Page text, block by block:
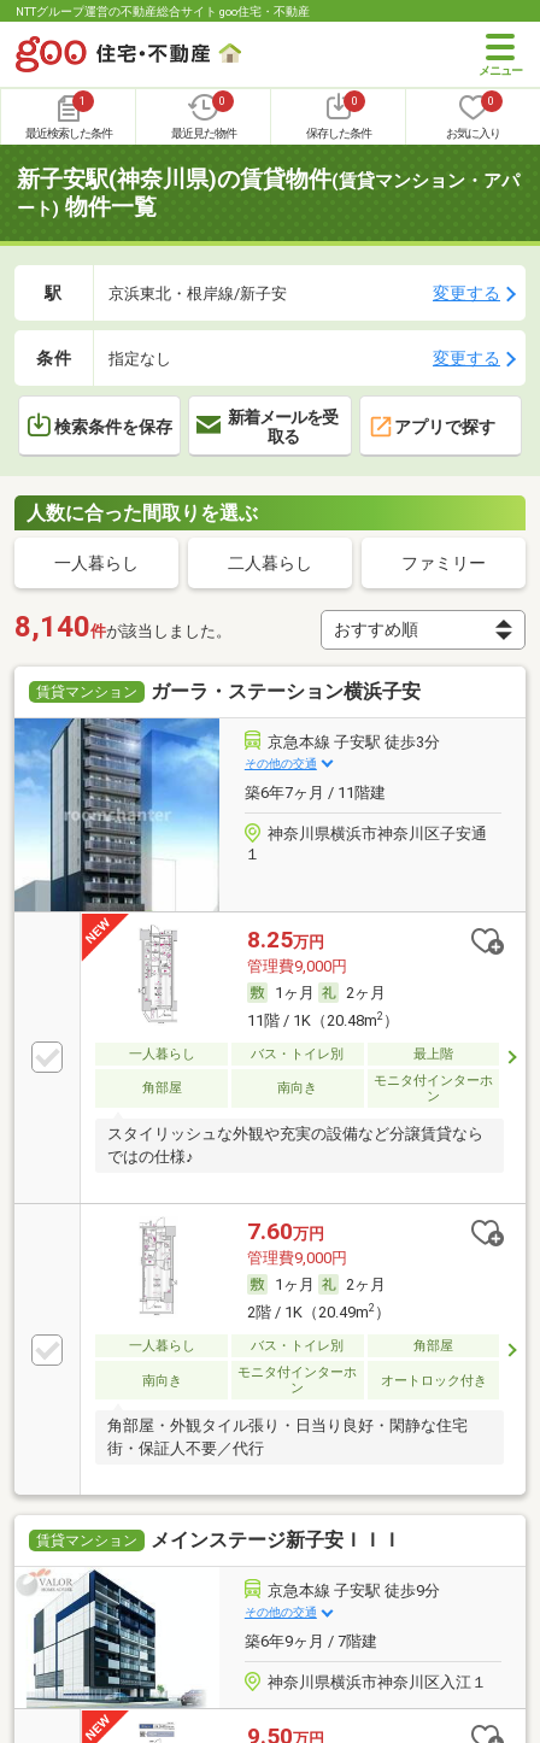
NTTグループ運営の不動産総合サイト goo住宅・不動産
1
最近検索した条件
0
最近見た物件
0
保存した条件
0
お気に入り
新子安駅(神奈川県)の賃貸物件(賃貸マンション・アパ
ート) 物件一覧
駅 京浜東北・根岸線/新子安 変更する
条件 指定なし 変更する
検索条件を保存
新着メールを受
取る
アプリで探す
人数に合った間取りを選ぶ
一人暮らし 二人暮らし ファミリー
8,140件が該当しました。
賃貸マンション ガーラ・ステーション横浜子安
京急本線 子安駅 徒歩3分
その他の交通
築6年7ヶ月 / 11階建
神奈川県横浜市神奈川区子安通
１
8.25万円
管理費9,000円
1ヶ月
2ヶ月
11階 / 1K（20.48m2）
一人暮らし バス・トイレ別 最上階
角部屋 南向き
モニタ付インターホ
ン
スタイリッシュな外観や充実の設備など分譲賃貸なら
ではの仕様♪
7.60万円
管理費9,000円
1ヶ月
2ヶ月
2階 / 1K（20.49m2）
一人暮らし バス・トイレ別 角部屋
南向き
モニタ付インターホ
ン
オートロック付き
角部屋・外観タイル張り・日当り良好・閑静な住宅
街・保証人不要／代行
賃貸マンション メインステージ新子安ＩＩＩ
京急本線 子安駅 徒歩9分
その他の交通
築6年9ヶ月 / 7階建
神奈川県横浜市神奈川区入江１
9.50万円